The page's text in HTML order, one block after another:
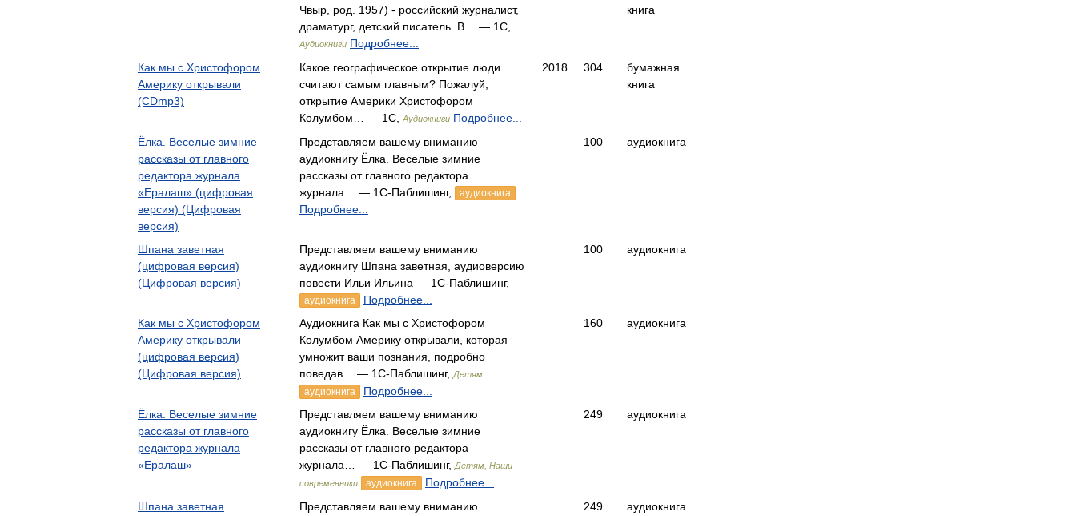
Чвыр, род. 1957) - российский журналист,
драматург, детский писатель. В… — 1С,
Аудиокниги Подробнее...
книга
Как мы с Христофором
Америку открывали
(CDmp3)
Какое географическое открытие люди
считают самым главным? Пожалуй,
открытие Америки Христофором
Колумбом… — 1С,
Аудиокниги Подробнее...
2018 304
бумажная
книга
Ёлка. Веселые зимние
рассказы от главного
редактора журнала
«Ералаш» (цифровая
версия) (Цифровая
версия)
Представляем вашему вниманию
аудиокнигу Ёлка. Веселые зимние
рассказы от главного редактора
журнала… — 1С-Паблишинг,
аудиокнига
Подробнее...
100 аудиокнига
Шпана заветная
(цифровая версия)
(Цифровая версия)
Представляем вашему вниманию
аудиокнигу Шпана заветная, аудиоверсию
повести Ильи Ильина — 1С-Паблишинг,
аудиокнига Подробнее...
100 аудиокнига
Как мы с Христофором
Америку открывали
(цифровая версия)
(Цифровая версия)
Аудиокнига Как мы с Христофором
Колумбом Америку открывали, которая
умножит ваши познания, подробно
поведав… — 1С-Паблишинг, Детям
аудиокнига Подробнее...
160 аудиокнига
Ёлка. Веселые зимние
рассказы от главного
редактора журнала
«Ералаш»
Представляем вашему вниманию
аудиокнигу Ёлка. Веселые зимние
рассказы от главного редактора
журнала… — 1С-Паблишинг, Детям, Наши
современники
аудиокнига Подробнее...
249 аудиокнига
Шпана заветная
Представляем вашему вниманию
249 аудиокнига